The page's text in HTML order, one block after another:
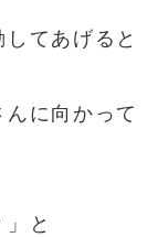
てあげると
に向かって
と